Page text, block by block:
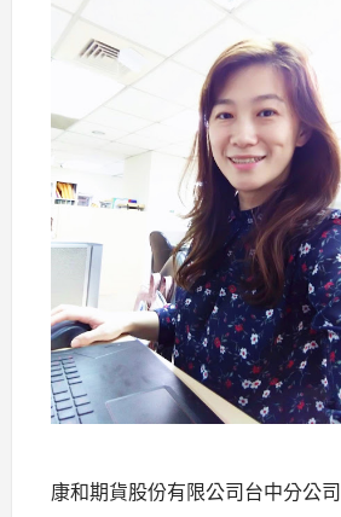
康和期貨股份有限公司台中分公司